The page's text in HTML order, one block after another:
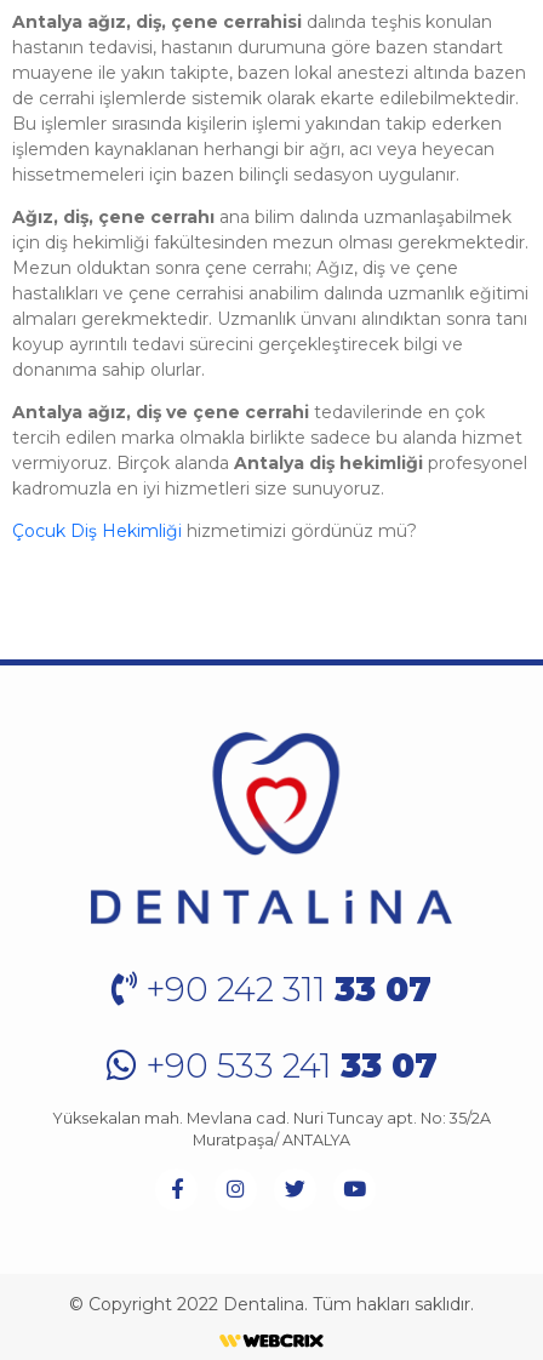
Antalya ağız, diş, çene cerrahisi dalında teşhis konulan
hastanın tedavisi, hastanın durumuna göre bazen standart
muayene ile yakın takipte, bazen lokal anestezi altında bazen
de cerrahi işlemlerde sistemik olarak ekarte edilebilmektedir.
Bu işlemler sırasında kişilerin işlemi yakından takip ederken
işlemden kaynaklanan herhangi bir ağrı, acı veya heyecan
hissetmemeleri için bazen bilinçli sedasyon uygulanır.
Ağız, diş, çene cerrahı ana bilim dalında uzmanlaşabilmek
için diş hekimliği fakültesinden mezun olması gerekmektedir.
Mezun olduktan sonra çene cerrahı; Ağız, diş ve çene
hastalıkları ve çene cerrahisi anabilim dalında uzmanlık eğitimi
almaları gerekmektedir. Uzmanlık ünvanı alındıktan sonra tanı
koyup ayrıntılı tedavi sürecini gerçekleştirecek bilgi ve
donanıma sahip olurlar.
Antalya ağız, diş ve çene cerrahi tedavilerinde en çok
tercih edilen marka olmakla birlikte sadece bu alanda hizmet
vermiyoruz. Birçok alanda Antalya diş hekimliği profesyonel
kadromuzla en iyi hizmetleri size sunuyoruz.
Çocuk Diş Hekimliği hizmetimizi gördünüz mü?
+90 242 311 33 07
+90 533 241 33 07
Yüksekalan mah. Mevlana cad. Nuri Tuncay apt. No: 35/2A
Muratpaşa/ ANTALYA
© Copyright 2022 Dentalina. Tüm hakları saklıdır.